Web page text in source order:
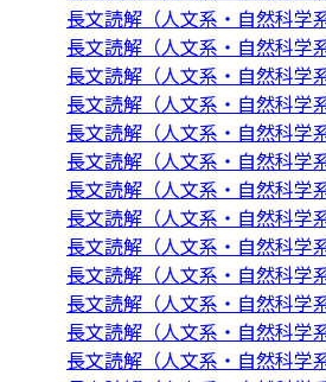
長文読解（人文系・自然科学
長文読解（人文系・自然科学
長文読解（人文系・自然科学
長文読解（人文系・自然科学
長文読解（人文系・自然科学
長文読解（人文系・自然科学
長文読解（人文系・自然科学
長文読解（人文系・自然科学
長文読解（人文系・自然科学
長文読解（人文系・自然科学
長文読解（人文系・自然科学
長文読解（人文系・自然科学
長文読解（人文系・自然科学